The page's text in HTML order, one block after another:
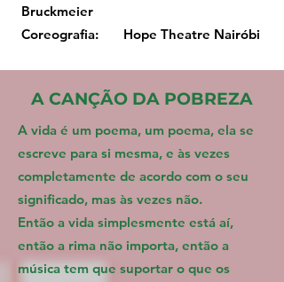
Bruckmeier
Coreografia: Hope Theatre Nairóbi
A CANÇÃO DA POBREZA
A vida é um poema, um poema, ela se
escreve para si mesma, e às vezes
completamente de acordo com o seu
significado, mas às vezes não.
Então a vida simplesmente está aí,
então a rima não importa, então a
música tem que suportar o que os